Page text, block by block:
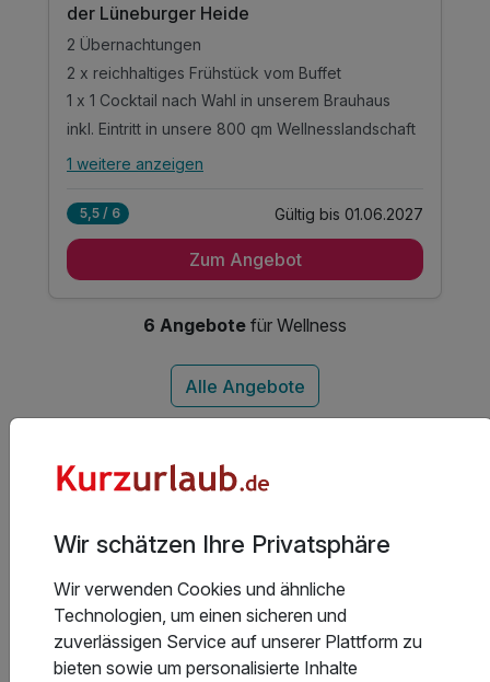
der Lüneburger Heide
2 Übernachtungen
2 x reichhaltiges Frühstück vom Buffet
1 x 1 Cocktail nach Wahl in unserem Brauhaus
inkl. Eintritt in unsere 800 qm Wellnesslandschaft
Alle Inklusivleistungen
2 x reichhaltiges Frühstück vom Buffet
inkl. Eintritt in unsere 800 qm Wellnesslandschaft
1 weitere anzeigen
5,5 / 6 Gültig bis 01.06.2027
Zum Angebot
6 Angebote für Wellness
Weitere Reisethemen für deinen
76 Angebote
Wir schätzen Ihre Privatsphäre
Wir verwenden Cookies und ähnliche
Technologien, um einen sicheren und
zuverlässigen Service auf unserer Plattform zu
bieten sowie um personalisierte Inhalte